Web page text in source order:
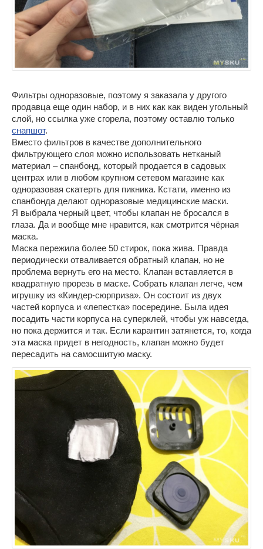
Фильтры одноразовые, поэтому я заказала у другого
продавца еще один набор, и в них как как виден угольный
слой, но ссылка уже сгорела, поэтому оставлю только
снапшот.
Вместо фильтров в качестве дополнительного
фильтрующего слоя можно использовать нетканый
материал – спанбонд, который продается в садовых
центрах или в любом крупном сетевом магазине как
одноразовая скатерть для пикника. Кстати, именно из
спанбонда делают одноразовые медицинские маски.
Я выбрала черный цвет, чтобы клапан не бросался в
глаза. Да и вообще мне нравится, как смотрится чёрная
маска.
Маска пережила более 50 стирок, пока жива. Правда
периодически отваливается обратный клапан, но не
проблема вернуть его на место. Клапан вставляется в
квадратную прорезь в маске. Собрать клапан легче, чем
игрушку из «Киндер-сюрприза». Он состоит из двух
частей корпуса и «лепестка» посередине. Была идея
посадить части корпуса на суперклей, чтобы уж навсегда,
но пока держится и так. Если карантин затянется, то, когда
эта маска придет в негодность, клапан можно будет
пересадить на самосшитую маску.